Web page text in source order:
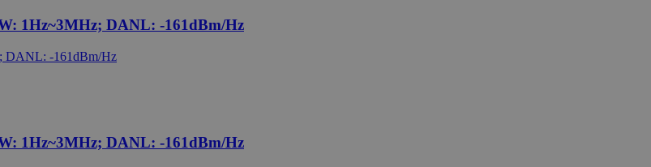
1Hz~3MHz; DANL: -161dBm/Hz
1Hz~3MHz; DANL: -161dBm/Hz